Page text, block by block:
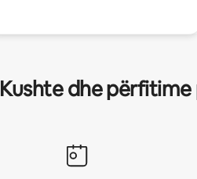
Kushte dhe